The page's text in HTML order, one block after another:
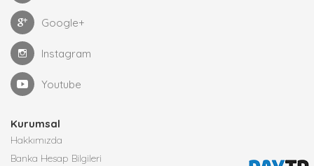
Google+
Instagram
Youtube
Kurumsal
Hakkımızda
Banka Hesap Bilgileri